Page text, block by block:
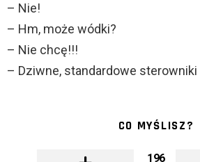
– Nie!
– Hm, może wódki?
– Nie chcę!!!
– Dziwne, standardowe
CO MYŚLISZ?
196